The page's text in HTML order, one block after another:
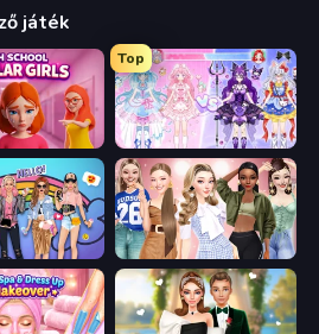
játék
Top
Idol Livestream: Fashion Game
College Girls Team Makeover Fashion Week 2025